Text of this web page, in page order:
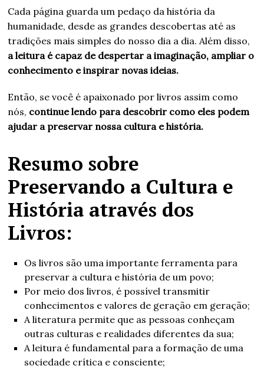
Cada página guarda um pedaço da história da
humanidade, desde as grandes descobertas até as
tradições mais simples do nosso dia a dia. Além disso,
a leitura é capaz de despertar a imaginação, ampliar o
conhecimento e inspirar novas ideias.
Então, se você é apaixonado por livros assim como
nós, continue lendo para descobrir como eles podem
ajudar a preservar nossa cultura e história.
Resumo sobre
Preservando a Cultura e
História através dos
Livros:
Os livros são uma importante ferramenta para
preservar a cultura e história de um povo;
Por meio dos livros, é possível transmitir
conhecimentos e valores de geração em geração;
A literatura permite que as pessoas conheçam
outras culturas e realidades diferentes da sua;
A leitura é fundamental para a formação de uma
sociedade crítica e consciente;